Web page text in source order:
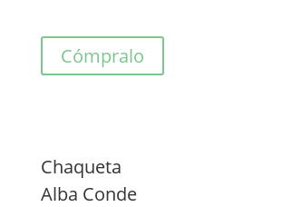
Cómpralo
Chaqueta
Alba Conde